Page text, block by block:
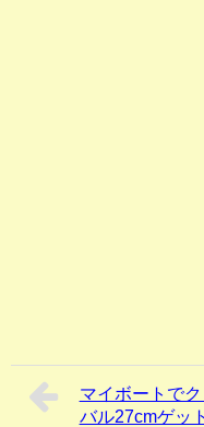
マイボートで
バル27cmゲッ